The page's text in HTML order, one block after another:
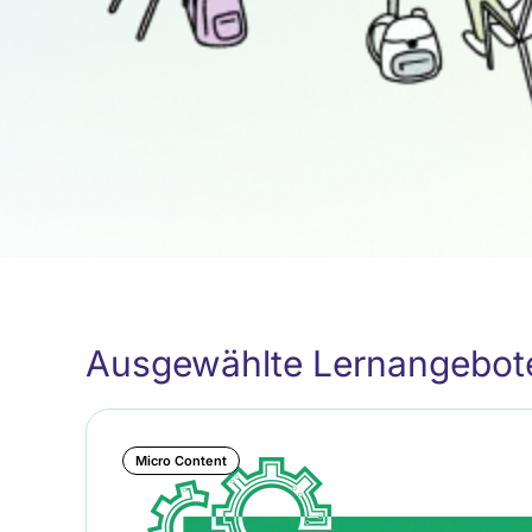
Ausgewählte
Micro Content